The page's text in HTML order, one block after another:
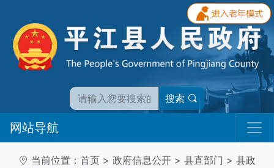
搜索
网站导航
当前位置： 首页 > 政府信息公开 > 县直部门 > 县政